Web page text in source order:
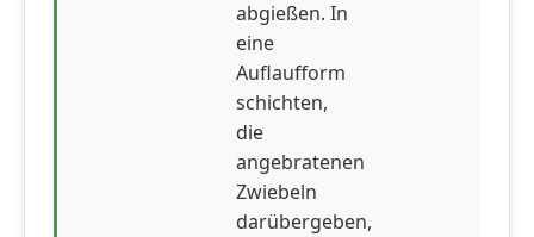
abgießen. In
eine
Auflaufform
schichten,
die
angebratenen
Zwiebeln
darübergeben,